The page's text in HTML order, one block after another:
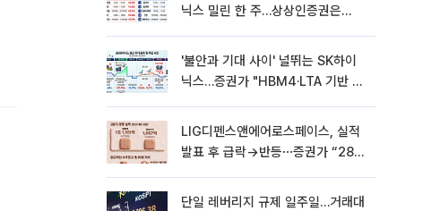
닉스 밀린 한 주…상상인증권은
'불안과 기대 사이' 널뛰는 SK하이
닉스…증권가 "HBM4·LTA 기반 펀
LIG디펜스앤에어로스페이스, 실적
발표 후 급락→반등⋯증권가 “28년
단일 레버리지 규제 일주일…거래대